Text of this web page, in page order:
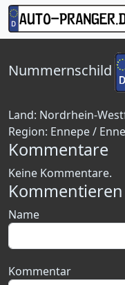
Nummernschild
Land: Nordrhein-
Region: Ennepe /
Kommentare
Keine Kommentare.
Kommentieren
Name
Kommentar